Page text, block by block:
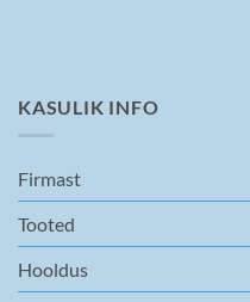
KASULIK INFO
Firmast
Tooted
Hooldus